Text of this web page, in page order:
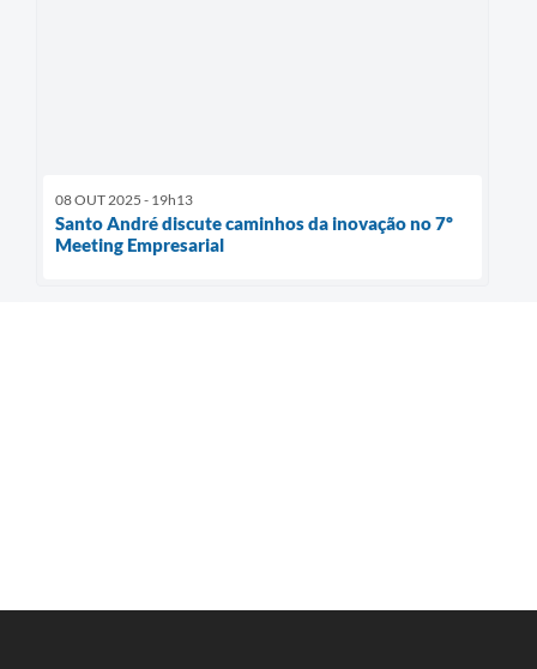
08 OUT 2025 - 19h13
Santo André discute caminhos da inovação no 7º
Meeting Empresarial